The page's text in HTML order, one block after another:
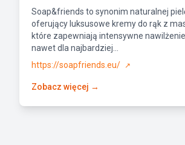
Soap&friends to synonim naturalnej
oferujący luksusowe kremy do rąk z
które zapewniają intensywne
nawet dla najbardziej...
https://soapfriends.eu/
↗
Zobacz więcej →